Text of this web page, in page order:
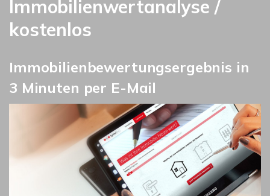
Immobilienwertanalyse /
kostenlos
Immobilienbewertungsergebnis in
3 Minuten per E-Mail